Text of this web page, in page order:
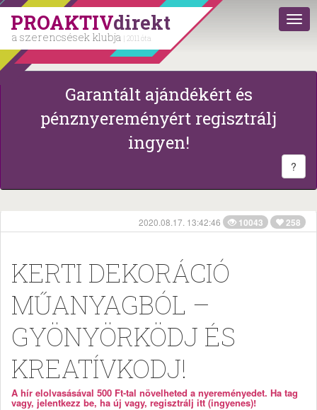
PROAKTIVdirekt
a szerencsések klubja | 2011 óta
Garantált ajándékért és
pénznyereményért regisztrálj
ingyen!
?
2020.08.17. 13:42:46 10043 258
KERTI DEKORÁCIÓ
MŰANYAGBÓL –
GYÖNYÖRKÖDJ ÉS
KREATÍVKODJ!
A hír elolvasásával 500 Ft-tal növelheted a nyereményedet. Ha tag
vagy, jelentkezz be, ha új vagy, regisztrálj itt (ingyenes)!